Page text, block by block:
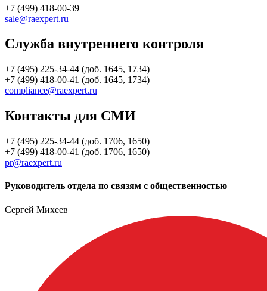
+7 (499) 418-00-39
sale@raexpert.ru
Служба внутреннего контроля
+7 (495) 225-34-44 (доб. 1645, 1734)
+7 (499) 418-00-41 (доб. 1645, 1734)
compliance@raexpert.ru
Контакты для СМИ
+7 (495) 225-34-44 (доб. 1706, 1650)
+7 (499) 418-00-41 (доб. 1706, 1650)
pr@raexpert.ru
Руководитель отдела по связям с общественностью
Сергей Михеев